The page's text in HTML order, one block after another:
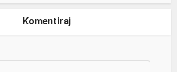
Komentiraj